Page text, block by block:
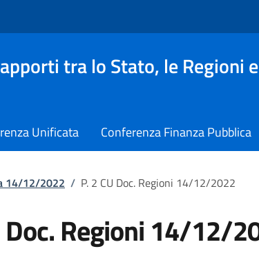
tra lo Stato, le Regioni
Unificata Conferenza Finanza Pubblica
14/12/2022 / P. 2 CU Doc. Regioni 14/12/2022
Doc. Regioni 14/12/